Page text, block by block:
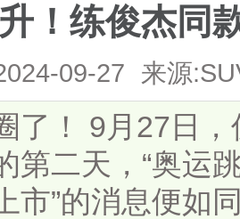
！练俊杰同
09-27 来源
了！ 9月27日
第二天，“奥运
市”的消息便如